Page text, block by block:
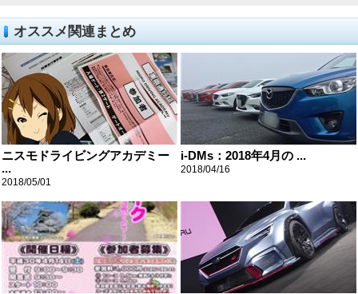
オススメ関連まとめ
ニスモドライビングアカデミー
...
2018/05/01
i-DMs：2018年4月の ...
2018/04/16